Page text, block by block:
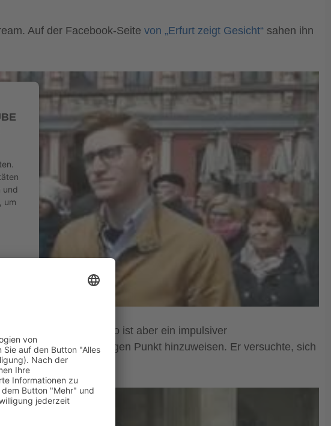
Auf der Facebook-Seite von „Erfurt zeigt Gesicht“ sahen ihn
und
um
ab. Im nächsten Video ist aber ein impulsiver
ihn auf einen wichtigen Punkt hinzuweisen. Er versuchte, sich